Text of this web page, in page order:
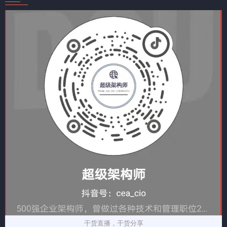
干货直播，干货分享